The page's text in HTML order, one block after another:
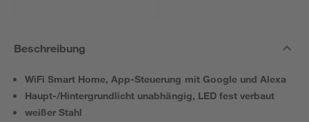
Beschreibung
WiFi Smart Home, App-Steuerung mit Google und Alexa
Haupt-/Hintergrundlicht unabhängig, LED fest verbaut
weißer Stahl